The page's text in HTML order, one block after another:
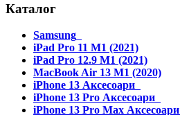
Каталог
Samsung
iPad Pro 11 M1 (2021)
iPad Pro 12.9 M1 (2021)
MacBook Air 13 M1 (2020)
iPhone 13 Аксесоари
iPhone 13 Pro Аксесоари
iPhone 13 Pro Max Аксесоари